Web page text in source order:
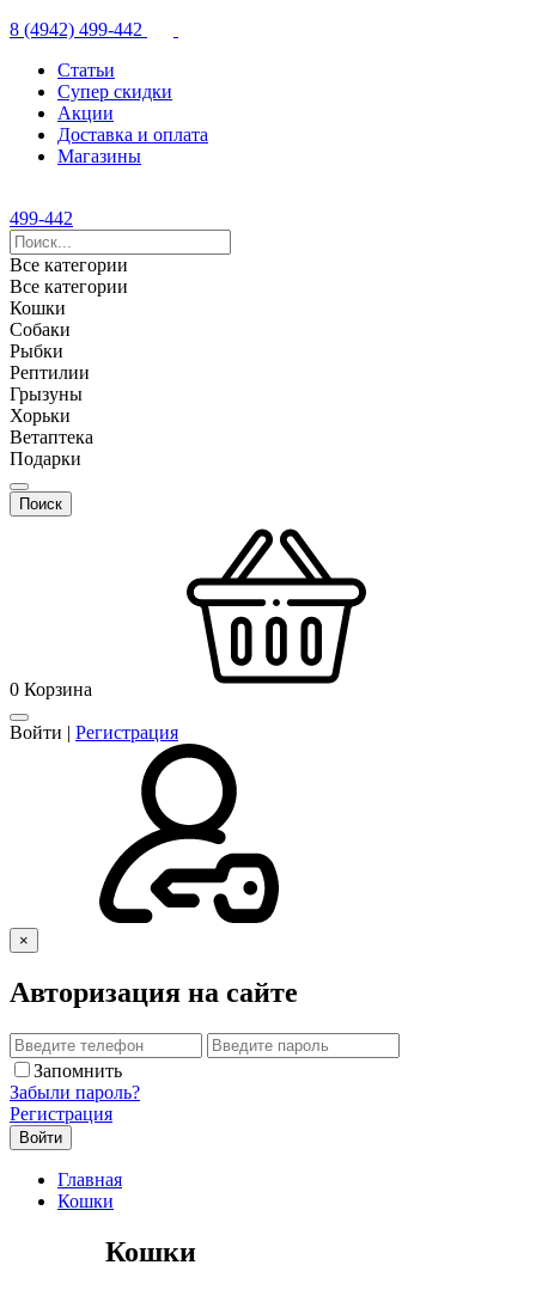
8 (4942) 499-442
Статьи
Супер скидки
Акции
Доставка и оплата
Магазины
499-442
Все категории
Все категории
Кошки
Собаки
Рыбки
Рептилии
Грызуны
Хорьки
Ветаптека
Подарки
0 Корзина
Войти | Регистрация
×
Авторизация на сайте
Запомнить
Забыли пароль?
Регистрация
Главная
Кошки
Кошки